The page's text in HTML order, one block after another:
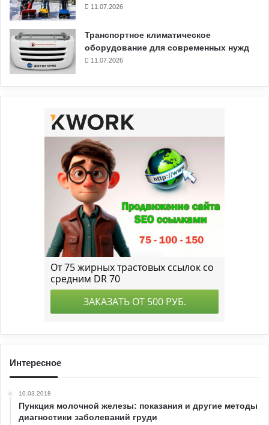
11.07.2026
Транспортное климатическое
оборудование для современных нужд
11.07.2026
Интересное
10.03.2018
Пункция молочной железы: показания и другие методы
диагностики заболеваний груди